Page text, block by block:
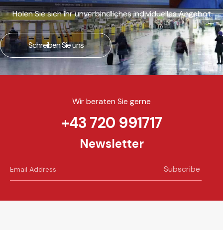
Holen Sie sich ihr unverbindliches individuelles Angebot
Schreiben Sie uns
Wir beraten Sie gerne
+43 720 991717
Newsletter
Subscribe